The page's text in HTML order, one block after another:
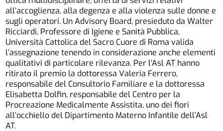
all’accoglienza, alla degenza e alla violenza sulle donne e
sugli operatori. Un Advisory Board, presieduto da Walter
Ricciardi, Professore di Igiene e Sanità Pubblica,
Università Cattolica del Sacro Cuore di Roma valida
l’assegnazione tenendo in considerazione anche elementi
qualitativi di particolare rilevanza. Per l’Asl AT hanno
ritirato il premio la dottoressa Valeria Ferrero,
responsabile del Consultorio Familiare e la dottoressa
Elisabetta Dolfin, responsabile del Centro per la
Procreazione Medicalmente Assistita, uno dei fiori
all’occhiello del Dipartimento Materno Infantile dell’Asl
AT.